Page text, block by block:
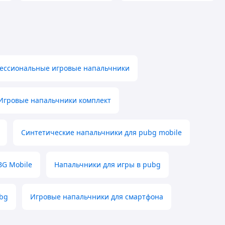
игровые напальчники
напальчники комплект
Синтетические напальчники для pubg mobile
Mobile Напальчники для игры в pubg
Игровые напальчники для смартфона